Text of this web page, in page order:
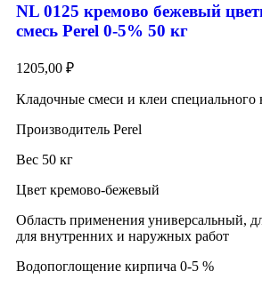
NL 0125 кремово бежевый
смесь Perel 0-5% 50 кг
1205,00 ₽
Кладочные смеси и клеи специального
Производитель Perel
Вес 50 кг
Цвет кремово-бежевый
Область применения универсальный,
для внутренних и наружных работ
Водопоглощение кирпича 0-5 %